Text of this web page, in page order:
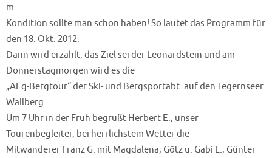
m
Kondition sollte man schon haben! So lautet das Programm für
den 18. Okt. 2012.
Dann wird erzählt, das Ziel sei der Leonardstein und am
Donnerstagmorgen wird es die
„AEg-Bergtour“ der Ski- und Bergsportabt. auf den Tegernseer
Wallberg.
Um 7 Uhr in der Früh begrüßt Herbert E., unser
Tourenbegleiter, bei herrlichstem Wetter die
Mitwanderer Franz G. mit Magdalena, Götz u. Gabi L., Günter